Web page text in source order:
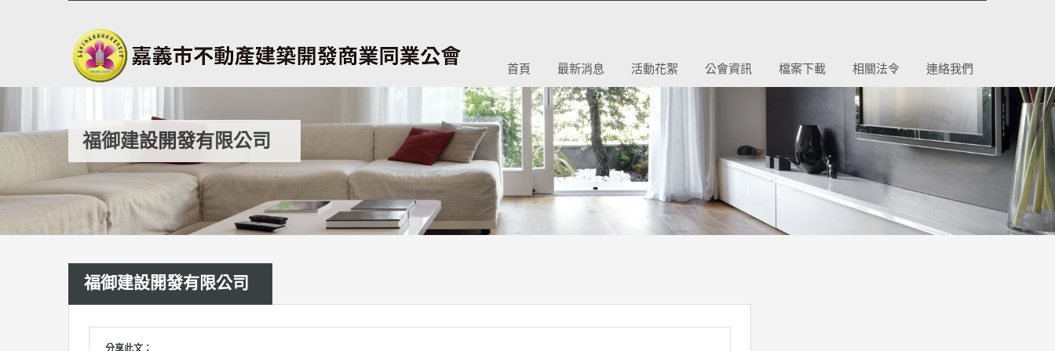
首頁 最新消息 活動花絮 公會資訊 檔案下載 相關法令 連絡我們
福御建設開發有限公司
福御建設開發有限公司
分享此文：